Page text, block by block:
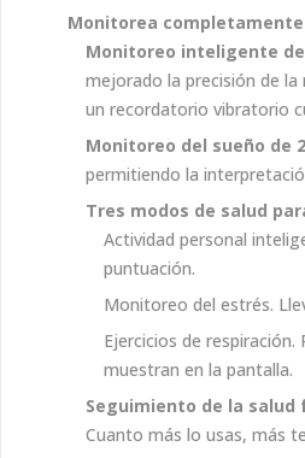
Monitorea
Monitoreo inteligente
mejorado la precisión de
un recordatorio vibratorio
Monitoreo del sueño de
permitiendo la
Tres modos de salud
Actividad personal
puntuación.
Monitoreo del estrés.
Ejercicios de
muestran en la pantalla.
Seguimiento de la salud
Cuanto más lo usas, más